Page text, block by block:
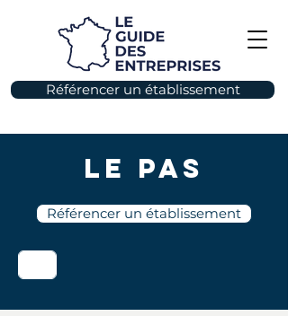
Référencer un établissement
Le Pas
Référencer un établissement